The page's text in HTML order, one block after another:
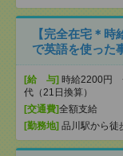
【完全在宅＊
で英語を使った
[給 与] 時給2200円
代（21日換算）
[交通費]全額支給
[勤務地] 品川駅から徒